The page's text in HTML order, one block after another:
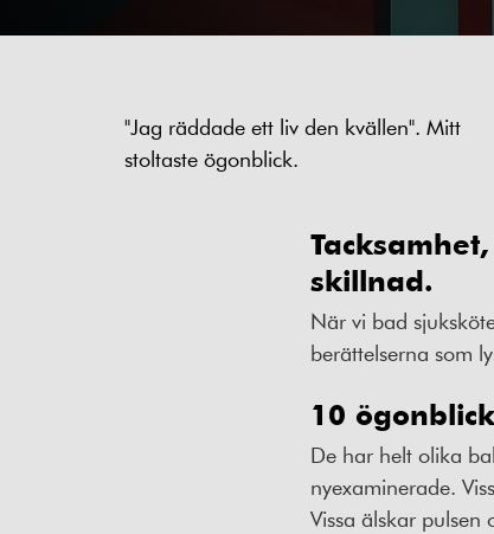
"Jag räddade ett liv den kvällen". Mitt
stoltaste ögonblick.
skillnad.
När vi bad
berättelserna som
10
De har helt olika
nyexaminerade.
Vissa älskar